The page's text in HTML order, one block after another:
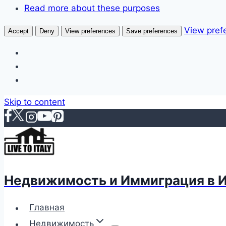
Read more about these purposes
Accept Deny View preferences Save preferences View
Skip to content
Недвижимость и Иммиграция в
Главная
Недвижимость